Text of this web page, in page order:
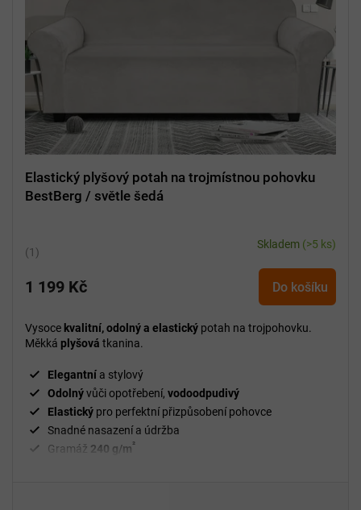
Elastický plyšový potah na trojmístnou pohovku
BestBerg / světle šedá
Průměrné
produktu
5,0
z
hvězdiček.
Skladem (>5 ks)
1 199 Kč Do košíku
Vysoce kvalitní, odolný a elastický potah na trojpohovku.
Měkká plyšová tkanina.
Elegantní a stylový
Odolnývůči opotřebení, vodoodpudivý
Elastický pro perfektní přizpůsobení pohovce
Snadné nasazení a údržba
Gramáž 240 g/m²